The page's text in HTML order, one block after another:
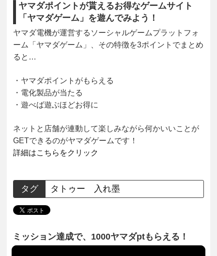
ヤマダポイントが貰えるお得なゲームサイト
「ヤマダゲーム」を遊んでみよう！
ヤマダ電機が運営するソーシャルゲームプラットフォ
ーム「ヤマダゲーム」、その特徴を3ポイントでまとめ
ると…
・ヤマダポイントがもらえる
・電化製品が当たる
・遊べば遊ぶほどお得に
ネットと店舗が連動して楽しみながら何かいいことが
GETできるのがヤマダゲームです！
詳細はこちらをクリック
タグ タトゥー 入れ墨
ミッション達成で、1000ヤマダptもらえる！